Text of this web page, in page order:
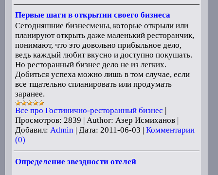
Первые шаги в открытии своего бизнеса
Сегодняшние бизнесмены, которые открыли или
планируют открыть даже маленький ресторанчик,
понимают, что это довольно прибыльное дело,
ведь каждый любит вкусно и доступно покушать.
Но ресторанный бизнес дело не из легких.
Добиться успеха можно лишь в том случае, если
все тщательно спланировать или продумать
заранее.
Все про Гостинично-ресторанный бизнес
Просмотров: 2839 Author: Азер Исмиханов|
Добавил: Admin Дата: 2011-06-03
Комментарии
(0)
Определение звездности отелей